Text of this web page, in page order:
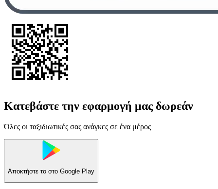
Κατεβάστε την εφαρμογή μας δωρεάν
Όλες οι ταξιδιωτικές σας ανάγκες σε ένα μέρος
Αποκτήστε το στο Google Play